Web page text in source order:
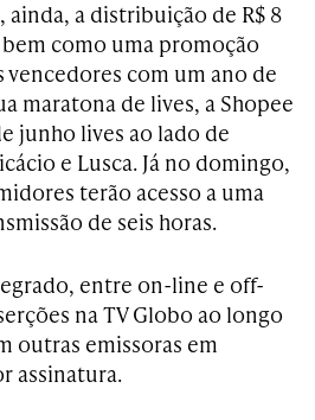
ainda, a distribuição de R$ 8
como uma promoção
com um ano de
maratona de lives, a Shopee
junho lives ao lado de
e Lusca. Já no domingo,
terão acesso a uma
de seis horas.
entre on-line e off-
na TV Globo ao longo
outras emissoras em
assinatura.